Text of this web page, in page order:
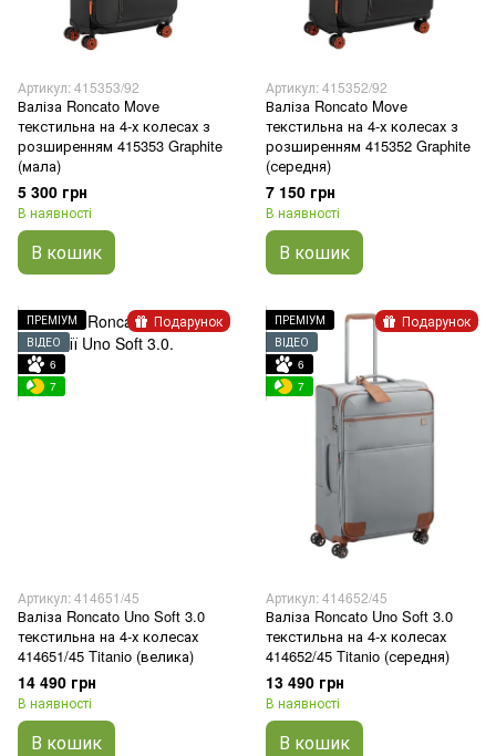
Артикул: 415353/92
Валіза Roncato Move
текстильна на 4-х колесах з
розширенням 415353 Graphite
(мала)
5 300 грн
В наявності
В кошик
Артикул: 415352/92
Валіза Roncato Move
текстильна на 4-х колесах з
розширенням 415352 Graphite
(середня)
7 150 грн
В наявності
В кошик
Подарунок
ПРЕМІУМ
ВІДЕО
6
7
Артикул: 414651/45
Валіза Roncato Uno Soft 3.0
текстильна на 4-х колесах
414651/45 Titanio (велика)
14 490 грн
В наявності
В кошик
Подарунок
ПРЕМІУМ
ВІДЕО
6
7
Артикул: 414652/45
Валіза Roncato Uno Soft 3.0
текстильна на 4-х колесах
414652/45 Titanio (середня)
13 490 грн
В наявності
В кошик